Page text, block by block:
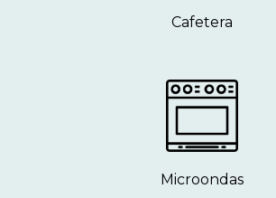
Cafetera
Microondas